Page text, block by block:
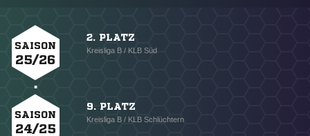
SAISON
25/26
2. PLATZ
Kreisliga B / KLB Süd
SAISON
24/25
9. PLATZ
Kreisliga B / KLB Schlüchtern